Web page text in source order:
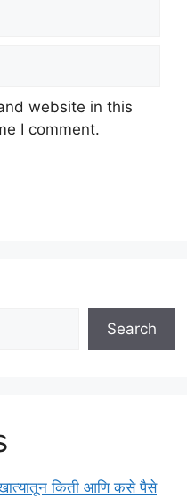
website in this
I comment.
Search
किती आणि कसे पैसे